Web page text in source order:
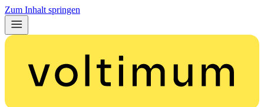
Zum Inhalt springen